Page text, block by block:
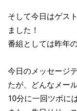
そして今日はゲス
ました！
番組としては昨年
今日のメッセージ
たが、どんなメー
10分に一回ツボに